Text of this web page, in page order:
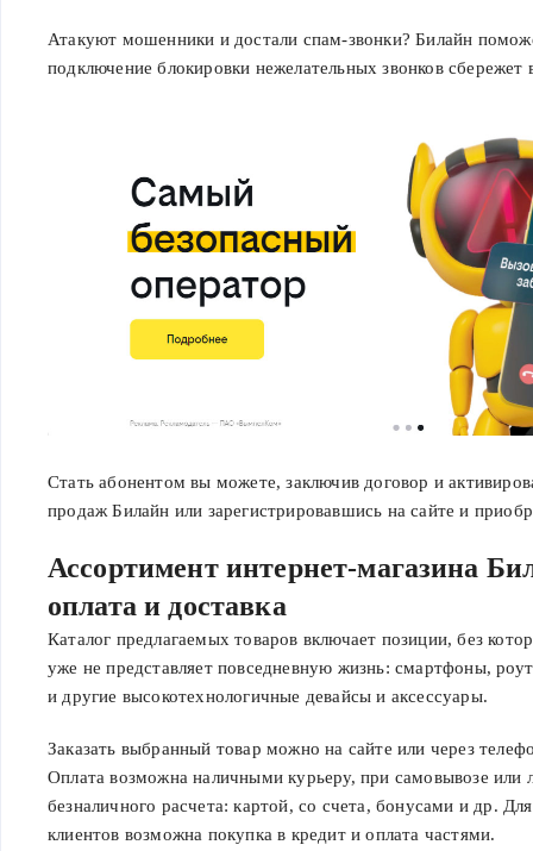
балансе есть
неизрасходованные
невозможно.
Атакуют мошенники и достали спам-звонки? Билайн
подключение блокировки нежелательных звонков
Стать абонентом вы можете, заключив договор и
продаж Билайн или зарегистрировавшись на сайте и
Ассортимент интернет-магазина
оплата и доставка
Каталог предлагаемых товаров включает позиции, без
уже не представляет повседневную жизнь: смартфоны,
и другие высокотехнологичные девайсы и аксессуары.
Заказать выбранный товар можно на сайте или через
Оплата возможна наличными курьеру, при самовывозе
безналичного расчета: картой, со счета, бонусами и др.
клиентов возможна покупка в кредит и оплата частями.